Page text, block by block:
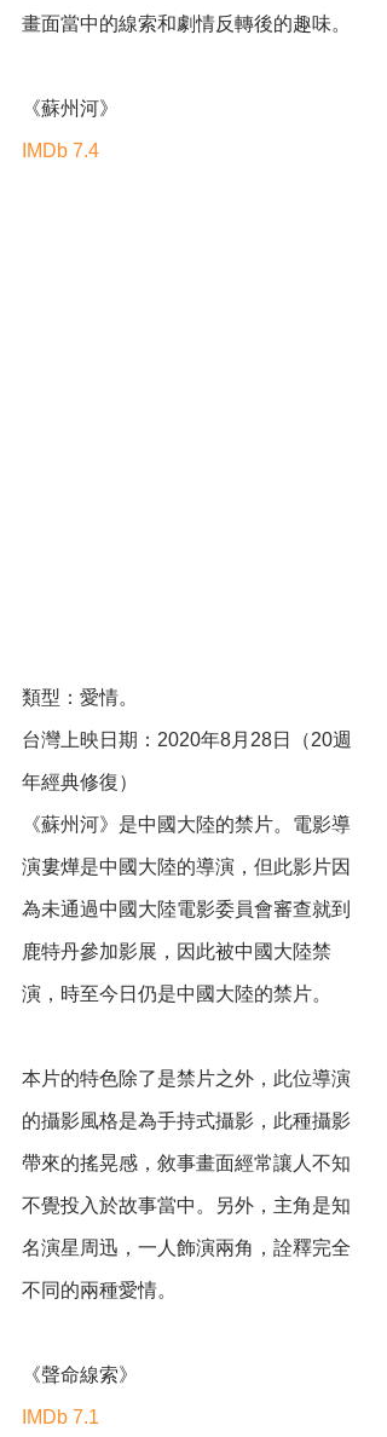
畫面當中的線索和劇情反轉後的趣味。
《蘇州河》
IMDb 7.4
類型：愛情。
台灣上映日期：2020年8月28日（20週
年經典修復）
《蘇州河》是中國大陸的禁片。電影導
演婁燁是中國大陸的導演，但此影片因
為未通過中國大陸電影委員會審查就到
鹿特丹參加影展，因此被中國大陸禁
演，時至今日仍是中國大陸的禁片。
本片的特色除了是禁片之外，此位導演
的攝影風格是為手持式攝影，此種攝影
帶來的搖晃感，敘事畫面經常讓人不知
不覺投入於故事當中。另外，主角是知
名演星周迅，一人飾演兩角，詮釋完全
不同的兩種愛情。
《聲命線索》
IMDb 7.1